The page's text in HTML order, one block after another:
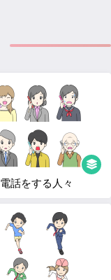
電話をする人々